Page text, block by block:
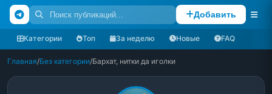
Добавить
Категории Топ За неделю Новые FAQ
Главная/Без категории/Бархат, нитки да иголки